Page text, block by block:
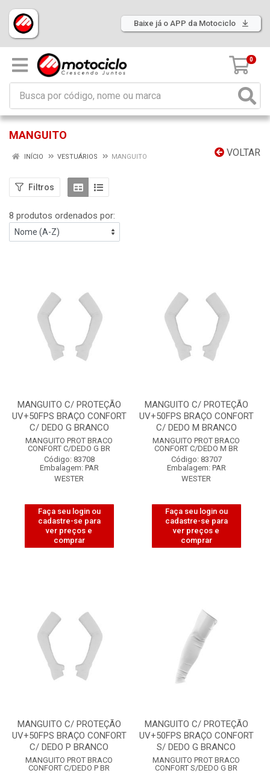
Baixe já o APP da Motociclo
0
MANGUITO
VOLTAR
INÍCIO VESTUÁRIOS MANGUITO
Filtros
8 produtos ordenados por:
MANGUITO C/ PROTEÇÃO
UV+50FPS BRAÇO CONFORT
C/ DEDO G BRANCO
MANGUITO PROT BRACO
CONFORT C/DEDO G BR
Código: 83708
Embalagem: PAR
WESTER
Faça seu login ou
cadastre-se para
ver preços e
comprar
MANGUITO C/ PROTEÇÃO
UV+50FPS BRAÇO CONFORT
C/ DEDO M BRANCO
MANGUITO PROT BRACO
CONFORT C/DEDO M BR
Código: 83707
Embalagem: PAR
WESTER
Faça seu login ou
cadastre-se para
ver preços e
comprar
MANGUITO C/ PROTEÇÃO
UV+50FPS BRAÇO CONFORT
C/ DEDO P BRANCO
MANGUITO PROT BRACO
CONFORT C/DEDO P BR
MANGUITO C/ PROTEÇÃO
UV+50FPS BRAÇO CONFORT
S/ DEDO G BRANCO
MANGUITO PROT BRACO
CONFORT S/DEDO G BR